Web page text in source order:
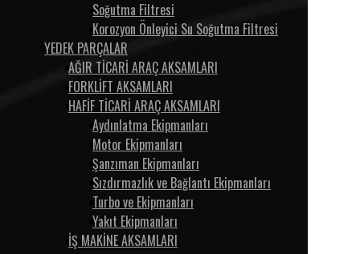
Soğutma Filtresi
Korozyon Önleyici Su Soğutma Filtresi
YEDEK PARÇALAR
AĞIR TİCARİ ARAÇ AKSAMLARI
FORKLİFT AKSAMLARI
HAFİF TİCARİ ARAÇ AKSAMLARI
Aydınlatma Ekipmanları
Motor Ekipmanları
Şanzıman Ekipmanları
Sızdırmazlık ve Bağlantı Ekipmanları
Turbo ve Ekipmanları
Yakıt Ekipmanları
İŞ MAKİNE AKSAMLARI